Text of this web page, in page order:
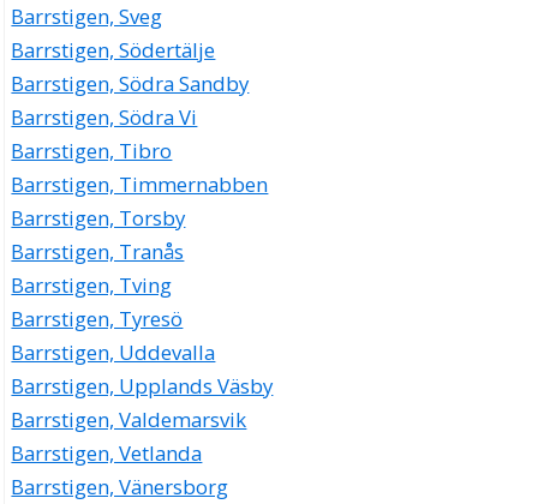
Barrstigen, Sveg
Barrstigen, Södertälje
Barrstigen, Södra Sandby
Barrstigen, Södra Vi
Barrstigen, Tibro
Barrstigen, Timmernabben
Barrstigen, Torsby
Barrstigen, Tranås
Barrstigen, Tving
Barrstigen, Tyresö
Barrstigen, Uddevalla
Barrstigen, Upplands Väsby
Barrstigen, Valdemarsvik
Barrstigen, Vetlanda
Barrstigen, Vänersborg